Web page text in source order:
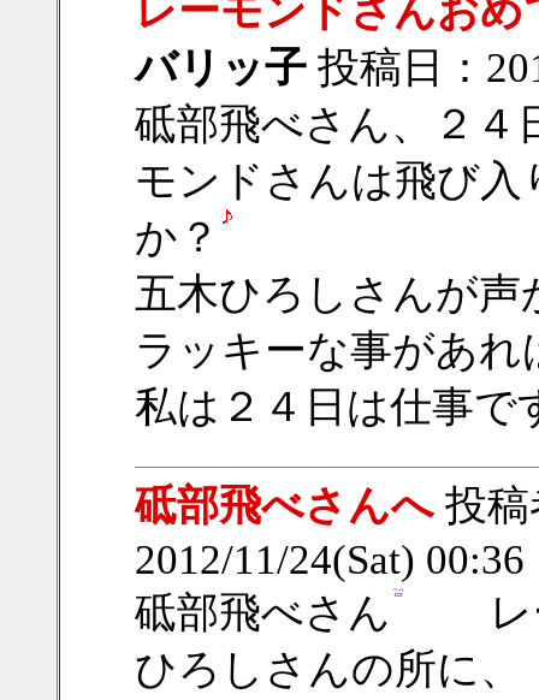
レーモンドさんお
バリッ子 投稿日：
砥部飛べさん、２４
モンドさんは飛び
か？
五木ひろしさんが
ラッキーな事があ
私は２４日は仕事で
砥部飛べさんへ投稿
2012/11/24(Sat)
砥部飛べさん
レー
ひろしさんの所に